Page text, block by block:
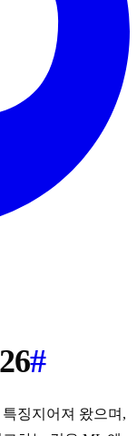
#
징지어져 왔으며,